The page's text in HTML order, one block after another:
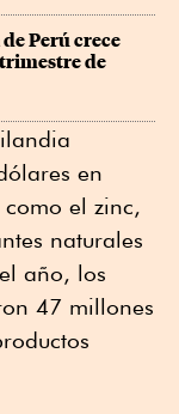
Perú crece
de
en
el zinc,
naturales
año, los
47 millones